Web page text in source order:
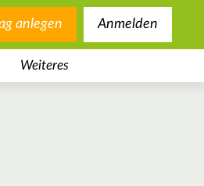
anlegen Anmelden
Weiteres